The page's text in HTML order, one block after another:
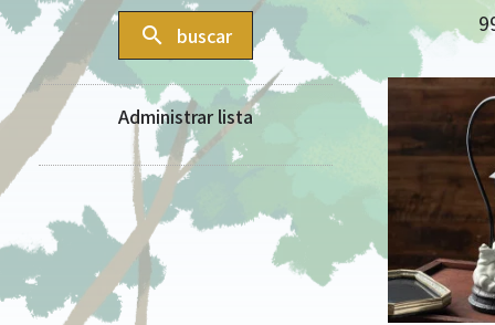
search buscar
Administrar lista